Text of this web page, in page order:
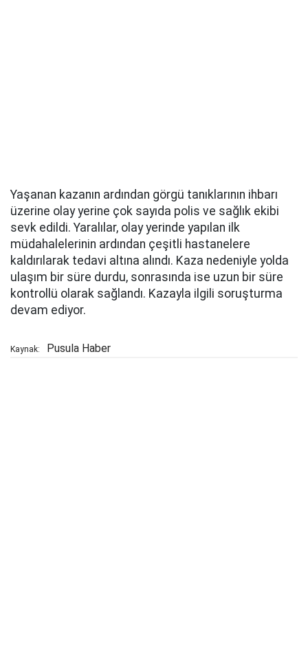
Yaşanan kazanın ardından görgü tanıklarının ihbarı
üzerine olay yerine çok sayıda polis ve sağlık ekibi
sevk edildi. Yaralılar, olay yerinde yapılan ilk
müdahalelerinin ardından çeşitli hastanelere
kaldırılarak tedavi altına alındı. Kaza nedeniyle yolda
ulaşım bir süre durdu, sonrasında ise uzun bir süre
kontrollü olarak sağlandı. Kazayla ilgili soruşturma
devam ediyor.
Kaynak: Pusula Haber